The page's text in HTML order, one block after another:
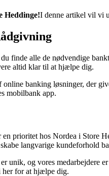
Heddinge!I denne artikel vil vi
finde alle de nødvendige
altid klar til at hjælpe dig.
banking løsninger, der
mobilbank app.
prioritet hos Nordea i Store
langvarige kundeforhold
unik, og vores medarbejdere
her for at hjælpe dig.